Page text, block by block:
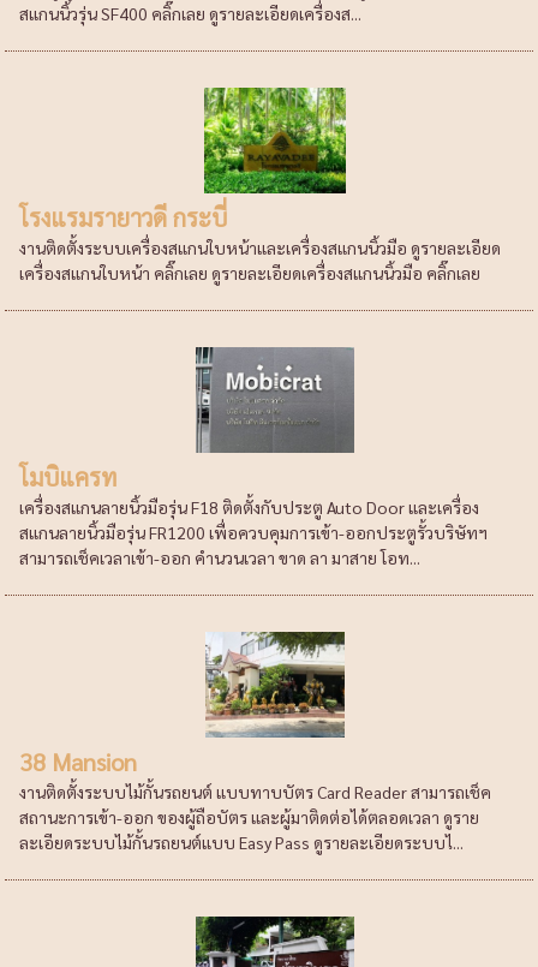
สแกนนิ้วรุ่น SF400 คลิ๊กเลย ดูรายละเอียดเครื่องส...
โรงแรมรายาวดี กระบี่
งานติดตั้งระบบเครื่องสแกนใบหน้าและเครื่องสแกนนิ้วมือ ดูรายละเอียด
เครื่องสแกนใบหน้า คลิ๊กเลย ดูรายละเอียดเครื่องสแกนนิ้วมือ คลิ๊กเลย
โมบิแครท
เครื่องสแกนลายนิ้วมือรุ่น F18 ติดตั้งกับประตู Auto Door และเครื่อง
สแกนลายนิ้วมือรุ่น FR1200 เพื่อควบคุมการเข้า-ออกประตูรั้วบริษัทฯ
สามารถเช็คเวลาเข้า-ออก คำนวนเวลา ขาด ลา มาสาย โอท...
38 Mansion
งานติดตั้งระบบไม้กั้นรถยนต์ แบบทาบบัตร Card Reader สามารถเช็ค
สถานะการเข้า-ออก ของผู้ถือบัตร และผู้มาติดต่อได้ตลอดเวลา ดูราย
ละเอียดระบบไม้กั้นรถยนต์แบบ Easy Pass ดูรายละเอียดระบบไ...